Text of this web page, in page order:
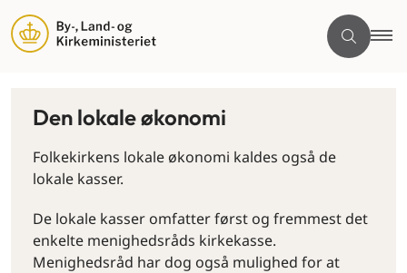
Den lokale økonomi
Folkekirkens lokale økonomi kaldes også de
lokale kasser.
De lokale kasser omfatter først og fremmest det
enkelte menighedsråds kirkekasse.
Menighedsråd har dog også mulighed for at